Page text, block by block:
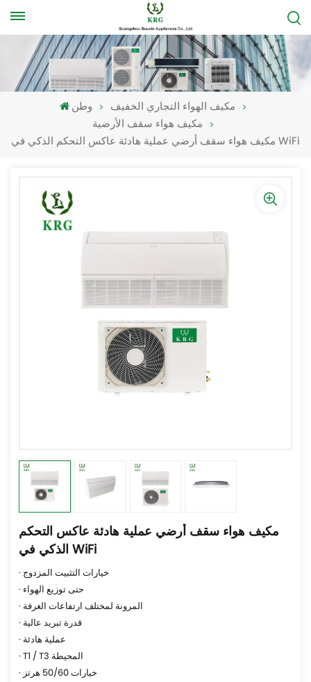
وطن
مكيف الهواء التجاري الخفيف
مكيف هواء سقف الأرضية
مكيف هواء سقف أرضي عملية هادئة عاكس التحكم الذكي في WiFi
مكيف هواء سقف أرضي عملية هادئة عاكس التحكم
الذكي في WiFi
· خيارات التثبيت المزدوج
· حتى توزيع الهواء
· المرونة لمختلف ارتفاعات الغرفة
· قدرة تبريد عالية
· عملية هادئة
· T1 / T3 المحيطة
· خيارات 50/60 هرتز